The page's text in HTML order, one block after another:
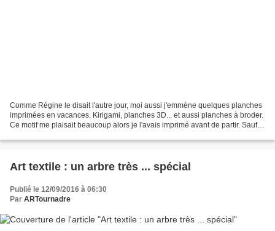
Comme Régine le disait l'autre jour, moi aussi j'emmène quelques planches
imprimées en vacances. Kirigami, planches 3D... et aussi planches à broder.
Ce motif me plaisait beaucoup alors je l'avais imprimé avant de partir. Sauf
Art textile : un arbre très ... spécial
Publié le 12/09/2016 à 06:30
Par ARTournadre